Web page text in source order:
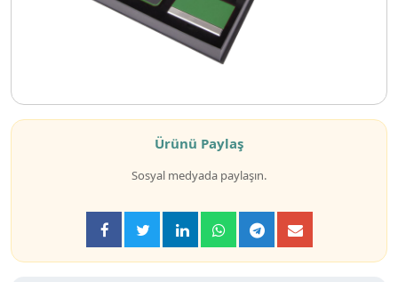
Ürünü Paylaş
Sosyal medyada paylaşın.